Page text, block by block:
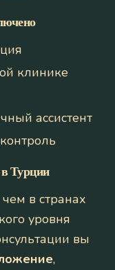
клинике
ассистент
Турции
в странах
уровня
вы
,